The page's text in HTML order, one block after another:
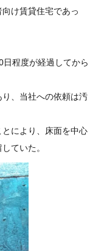
け賃貸住宅であっ
程度が経過してから
、当社への依頼は汚
により、床面を中心
ていた。